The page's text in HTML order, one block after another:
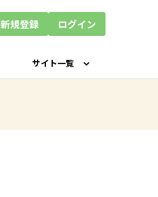
新規登録 ログイン
サイト一覧